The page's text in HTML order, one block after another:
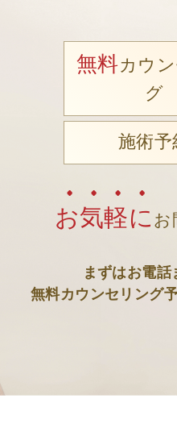
無料カウ
グ
施術予
お気軽に お
まずはお電
無料カウンセリング